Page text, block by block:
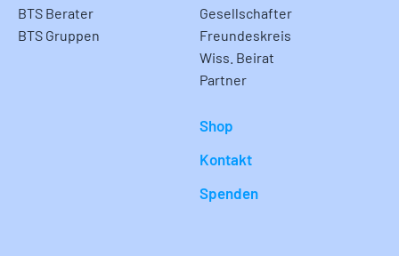
BTS Berater
BTS Gruppen
Gesellschafter
Freundeskreis
Wiss. Beirat
Partner
Shop
Kontakt
Spenden